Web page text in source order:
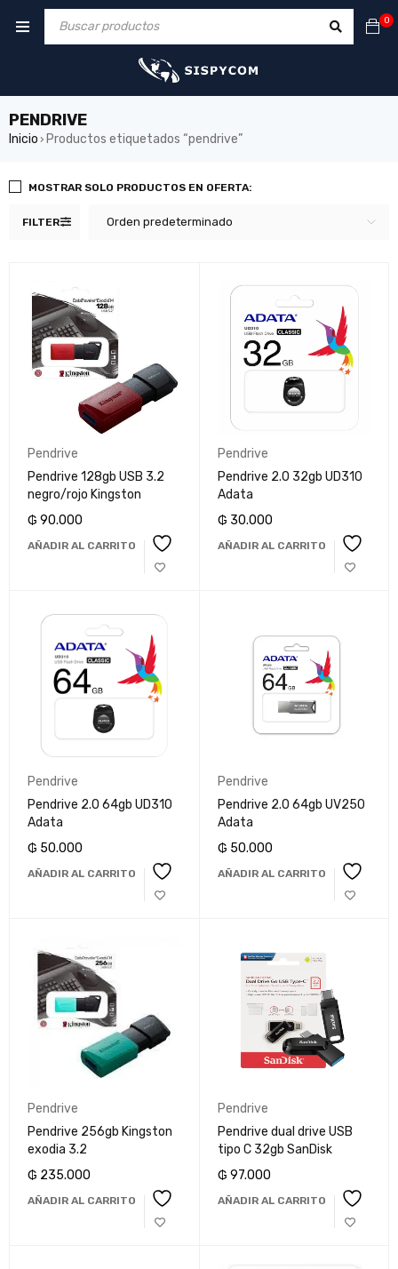
0
PENDRIVE
Inicio › Productos etiquetados “pendrive”
FILTER Orden predeterminado
MOSTRAR SOLO PRODUCTOS EN OFERTA:
Pendrive
Pendrive 128gb USB 3.2
negro/rojo Kingston
₲ 90.000
AÑADIR AL CARRITO
Pendrive
Pendrive 2.0 32gb UD310
Adata
₲ 30.000
AÑADIR AL CARRITO
Pendrive
Pendrive 2.0 64gb UD310
Adata
₲ 50.000
AÑADIR AL CARRITO
Pendrive
Pendrive 2.0 64gb UV250
Adata
₲ 50.000
AÑADIR AL CARRITO
Pendrive
Pendrive 256gb Kingston
exodia 3.2
₲ 235.000
AÑADIR AL CARRITO
Pendrive
Pendrive dual drive USB
tipo C 32gb SanDisk
₲ 97.000
AÑADIR AL CARRITO